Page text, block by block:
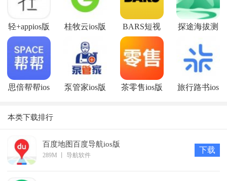
惯而进行的一次妥协，该车只是在捷豹的旗舰车型XJ的基础上
加长车身和轴距而来。拥有悠久历史的 XJ 车系，可以称得上是
轻+appios版 桂牧云ios版
BARS短视
探途海拔测
量仪ios版
思倍帮帮ios
泵管家ios版 茶零售ios版
旅行路书ios
本类下载排行
百度地图百度导航ios版
289M 导航软件
下载